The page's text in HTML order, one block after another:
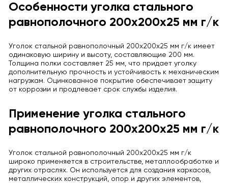
Особенности уголка стального
равнополочного 200x200x25 мм г/к
Уголок стальной равнополочный 200x200x25 мм г/к имеет
одинаковую ширину и высоту, составляющие 200 мм.
Толщина полки составляет 25 мм, что придает уголку
дополнительную прочность и устойчивость к механическим
нагрузкам. Оцинкованное покрытие обеспечивает защиту
от коррозии и продлевает срок службы изделия.
Применение уголка стального
равнополочного 200x200x25 мм г/к
Уголок стальной равнополочный 200x200x25 мм г/к
широко применяется в строительстве, металлообработке и
других отраслях. Он используется для создания каркасов,
металлических конструкций, опор и других элементов,